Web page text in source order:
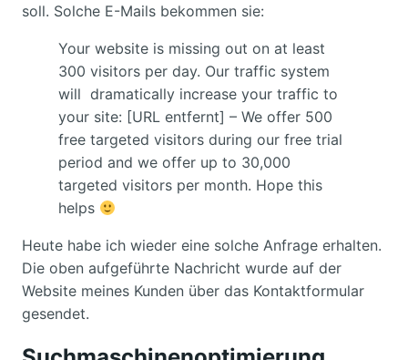
soll. Solche E-Mails bekommen sie:
Your website is missing out on at least
300 visitors per day. Our traffic system
will dramatically increase your traffic to
your site: [URL entfernt] – We offer 500
free targeted visitors during our free trial
period and we offer up to 30,000
targeted visitors per month. Hope this
helps
Heute habe ich wieder eine solche Anfrage erhalten.
Die oben aufgeführte Nachricht wurde auf der
Website meines Kunden über das Kontaktformular
gesendet.